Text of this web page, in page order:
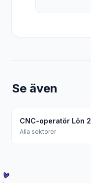
Se även
CNC-operatör Lön
Alla sektorer